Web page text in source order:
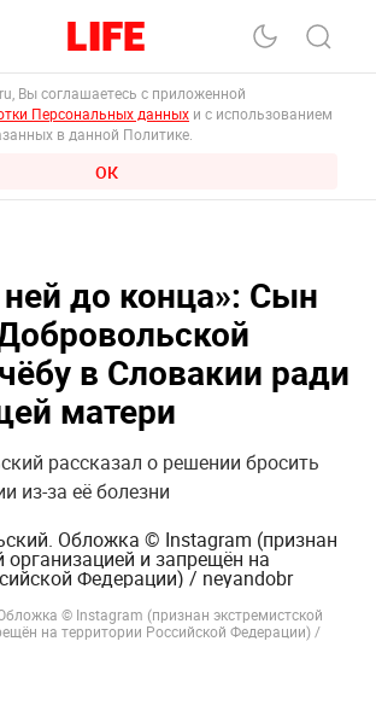
Вы соглашаетесь с приложенной
Персональных данных и с использованием
в данной Политике.
ОК
до конца»: Сын
в Словакии ради
матери
рассказал о решении бросить
из-за её болезни
© Instagram (признан экстремистской
на территории Российской Федерации) /